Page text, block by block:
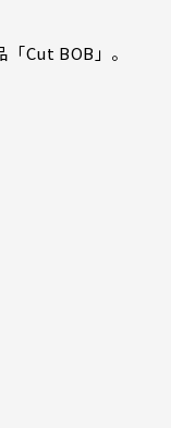
Cut BOB」。